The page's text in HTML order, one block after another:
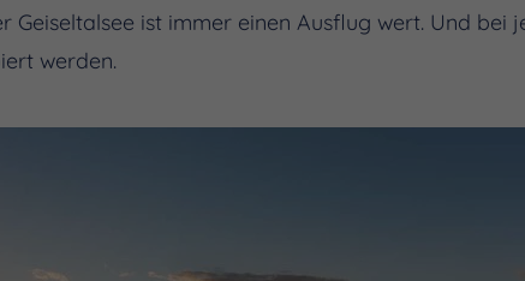
Geiseltalsee ist immer einen Ausflug wert. Und bei
werden.